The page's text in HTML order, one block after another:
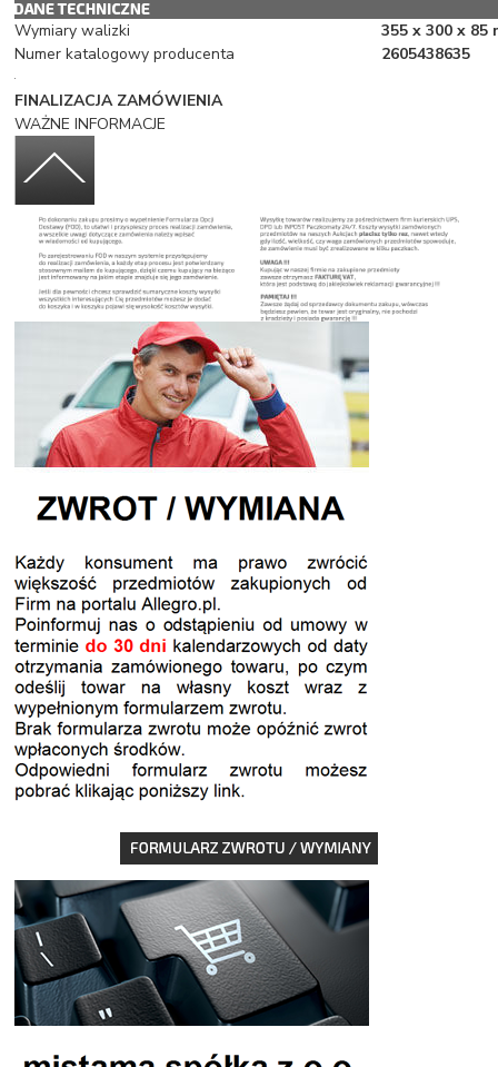
Wymiary walizki
355 x 300 x 85
Numer katalogowy producenta
2605438635
FINALIZACJA ZAMÓWIENIA
WAŻNE INFORMACJE